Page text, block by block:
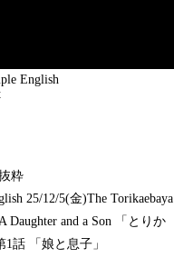
English
粋
25/12/5(金)The Torikaebaya
Daughter and a Son 「とりか
話 「娘と息子」